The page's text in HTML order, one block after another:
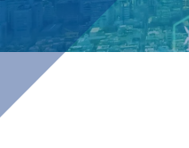
私たちについ